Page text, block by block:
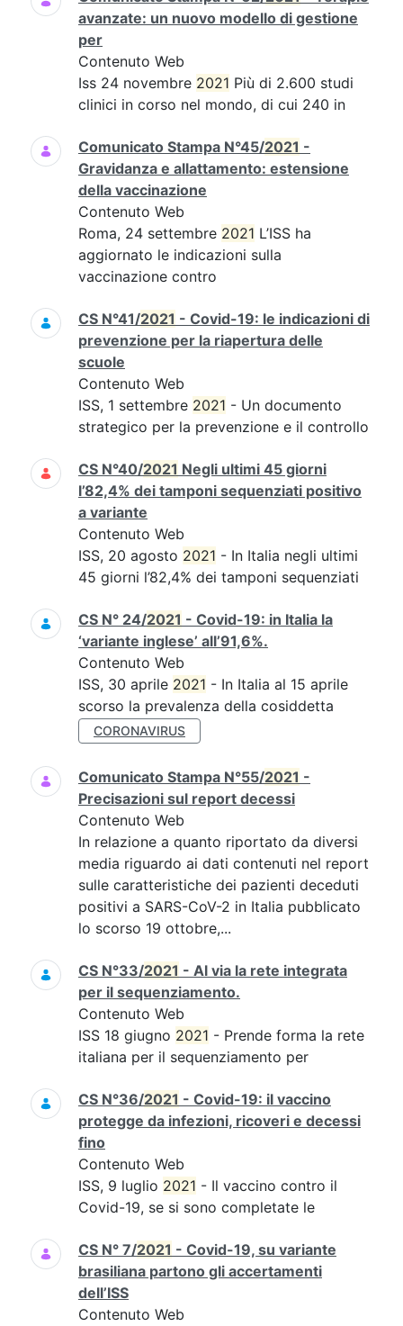
avanzate: un nuovo modello di gestione
per
Contenuto Web
Iss 24 novembre 2021 Più di 2.600 studi
clinici in corso nel mondo, di cui 240 in
Comunicato Stampa N°45/2021 -
Gravidanza e allattamento: estensione
della vaccinazione
Contenuto Web
Roma, 24 settembre 2021 L’ISS ha
aggiornato le indicazioni sulla
vaccinazione contro
CS N°41/2021 - Covid-19: le indicazioni di
prevenzione per la riapertura delle
scuole
Contenuto Web
ISS, 1 settembre 2021 - Un documento
strategico per la prevenzione e il controllo
CS N°40/2021 Negli ultimi 45 giorni
l’82,4% dei tamponi sequenziati positivo
a variante
Contenuto Web
ISS, 20 agosto 2021 - In Italia negli ultimi
45 giorni l’82,4% dei tamponi sequenziati
CS N° 24/2021 - Covid-19: in Italia la
‘variante inglese’ all’91,6%.
Contenuto Web
ISS, 30 aprile 2021 - In Italia al 15 aprile
scorso la prevalenza della cosiddetta
CORONAVIRUS
Comunicato Stampa N°55/2021 -
Precisazioni sul report decessi
Contenuto Web
In relazione a quanto riportato da diversi
media riguardo ai dati contenuti nel report
sulle caratteristiche dei pazienti deceduti
positivi a SARS-CoV-2 in Italia pubblicato
lo scorso 19 ottobre,...
CS N°33/2021 - Al via la rete integrata
per il sequenziamento.
Contenuto Web
ISS 18 giugno 2021 - Prende forma la rete
italiana per il sequenziamento per
CS N°36/2021 - Covid-19: il vaccino
protegge da infezioni, ricoveri e decessi
fino
Contenuto Web
ISS, 9 luglio 2021 - Il vaccino contro il
Covid-19, se si sono completate le
CS N° 7/2021 - Covid-19, su variante
brasiliana partono gli accertamenti
dell’ISS
Contenuto Web